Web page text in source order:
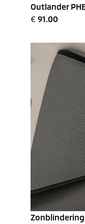
Outlander
€ 91.00